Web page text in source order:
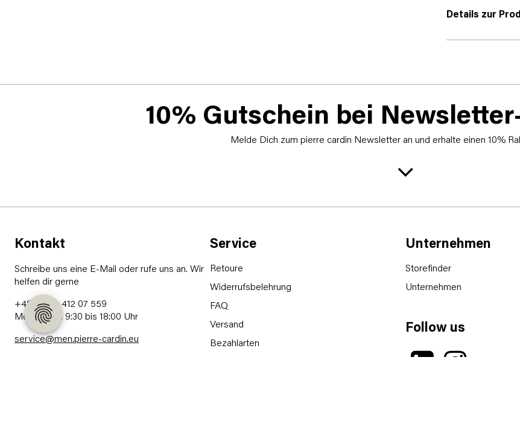
Details zur
10% Gutschein bei
Melde Dich zum pierre cardin Newsletter an und erhalte einen 10%
Kontakt
Schreibe uns eine E-Mail oder rufe uns an. Wir
helfen dir gerne
+49 (0) 89 412 07 559
Mo - Fr von 9:30 bis 18:00 Uhr
service@men.pierre-cardin.eu
Service
Retoure
Widerrufsbelehrung
FAQ
Versand
Bezahlarten
Unternehmen
Storefinder
Unternehmen
Follow us